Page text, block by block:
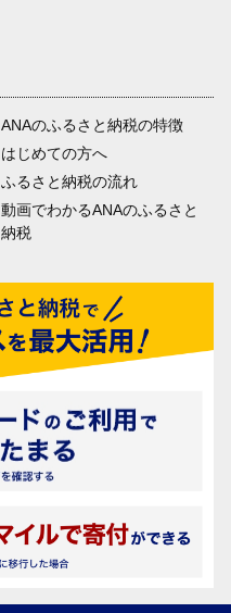
ANAのふるさと納税の特徴
はじめての方へ
ふるさと納税の流れ
動画でわかるANAのふるさと
納税